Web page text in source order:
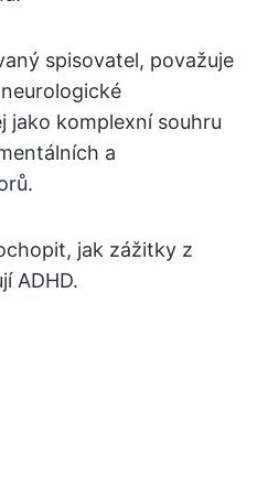
spisovatel, považuje
jako komplexní souhru
a
jak zážitky z
ADHD.